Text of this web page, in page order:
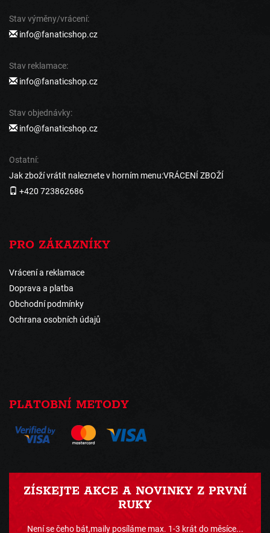
Stav výměny/vrácení:
info@fanaticshop.cz
Stav reklamace:
info@fanaticshop.cz
Stav objednávky:
info@fanaticshop.cz
Ostatní:
Jak zboží vrátit naleznete v horním menu:VRÁCENÍ ZBOŽÍ
+420 723862686
PRO ZÁKAZNÍKY
Vrácení a reklamace
Doprava a platba
Obchodní podmínky
Ochrana osobních údajů
PLATOBNÍ METODY
ZÍSKEJTE AKCE A NOVINKY Z PRVNÍ
RUKY
Není se čeho bát,maily posíláme max. 1-3 krát do měsíce...